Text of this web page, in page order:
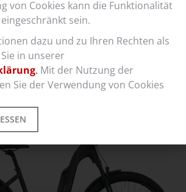
ePlaza SID
metall-matt
Jetzt konfigurieren
von Cookies kann die Funktionalität
sein.
dazu und zu Ihren Rechten als
in unserer
. Mit der Nutzung der
Sie der Verwendung von Cookies